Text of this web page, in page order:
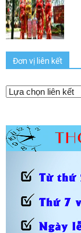
Đơn vị liên kết